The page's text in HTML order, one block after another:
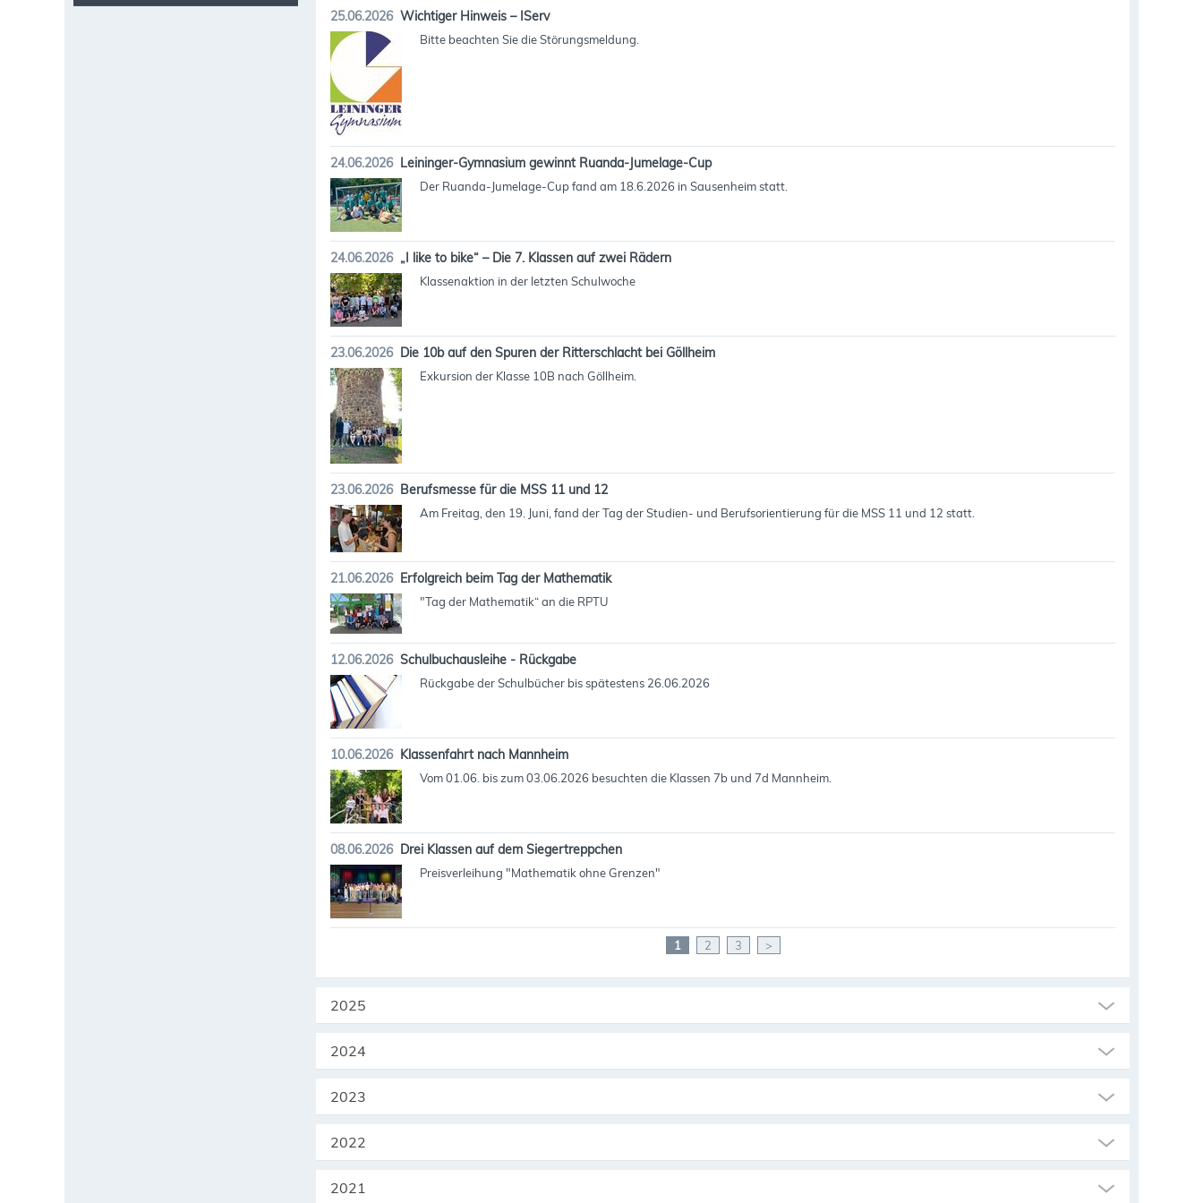
25.06.2026 Wichtiger Hinweis – IServ
Bitte beachten Sie die Störungsmeldung.
24.06.2026 Leininger-Gymnasium gewinnt Ruanda-Jumelage-Cup
Der Ruanda-Jumelage-Cup fand am 18.6.2026 in Sausenheim statt.
24.06.2026 „I like to bike“ – Die 7. Klassen auf zwei Rädern
Klassenaktion in der letzten Schulwoche
23.06.2026 Die 10b auf den Spuren der Ritterschlacht bei Göllheim
Exkursion der Klasse 10B nach Göllheim.
23.06.2026 Berufsmesse für die MSS 11 und 12
Am Freitag, den 19. Juni, fand der Tag der Studien- und Berufsorientierung für die MSS 11 und 12 statt.
21.06.2026 Erfolgreich beim Tag der Mathematik
"Tag der Mathematik“ an die RPTU
12.06.2026 Schulbuchausleihe - Rückgabe
Rückgabe der Schulbücher bis spätestens 26.06.2026
10.06.2026 Klassenfahrt nach Mannheim
Vom 01.06. bis zum 03.06.2026 besuchten die Klassen 7b und 7d Mannheim.
08.06.2026 Drei Klassen auf dem Siegertreppchen
Preisverleihung "Mathematik ohne Grenzen"
1 2 3 >
2025
2024
2023
2022
2021